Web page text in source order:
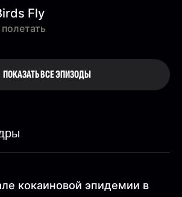
Fly
ПОКАЗАТЬ ВСЕ ЭПИЗОДЫ
кокаиновой эпидемии в